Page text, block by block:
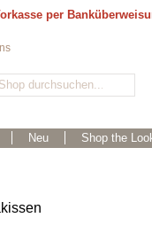
per
Neu Shop the